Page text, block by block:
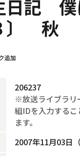
日記 僕
〕 秋
追加
206237
※放送ライブラリ
組IDを入力する
ます。
2007年11月03日